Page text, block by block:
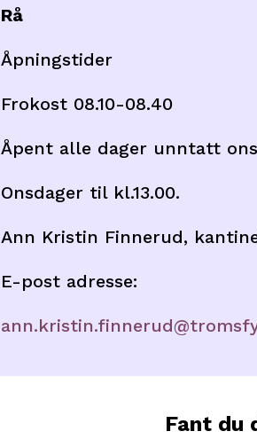
Rå
Åpningstider
Frokost 08.10-08.40
Åpent alle dager unntatt
Onsdager til kl.13.00.
Ann Kristin Finnerud,
E-post adresse:
Fant du